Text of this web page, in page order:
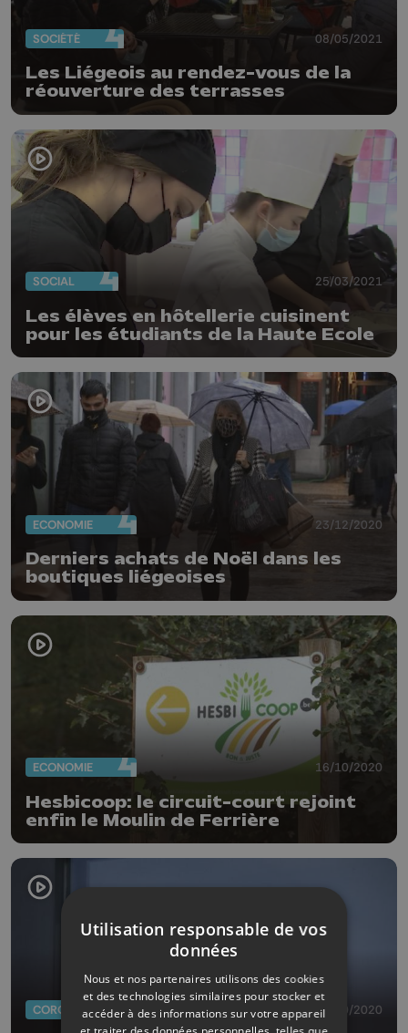
SOCIÉTÉ 08/05/2021
Les Liégeois au rendez-vous de la
réouverture des terrasses
SOCIAL 25/03/2021
Les élèves en hôtellerie cuisinent
pour les étudiants de la Haute Ecole
ECONOMIE 23/12/2020
Derniers achats de Noël dans les
boutiques liégeoises
ECONOMIE 16/10/2020
Hesbicoop: le circuit-court rejoint
enfin le Moulin de Ferrière
CORONAVIRUS 13/10/2020
Utilisation responsable de vos
données
Nous et nos partenaires utilisons des cookies
et des technologies similaires pour stocker et
accéder à des informations sur votre appareil